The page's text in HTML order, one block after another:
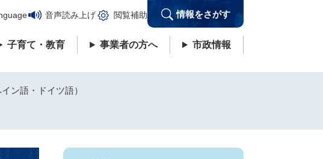
音声読み上げ 閲覧補助 情報をさがす
子育て・教育 事業者の方へ 市政情報
ン語・ドイツ語）